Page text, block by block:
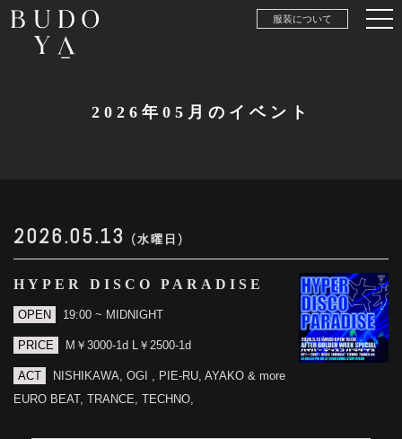
服装について
2026年05月のイベント
2026.05.13 (水曜日)
HYPER DISCO PARADISE
OPEN 19:00 ~ MIDNIGHT
PRICE M￥3000-1d L￥2500-1d
ACT
NISHIKAWA, OGI , PIE-RU, AYAKO & more
EURO BEAT, TRANCE, TECHNO,